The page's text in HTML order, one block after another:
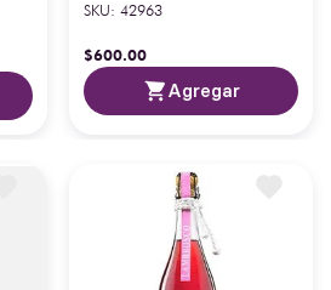
SKU: 42963
$600.00
Agregar